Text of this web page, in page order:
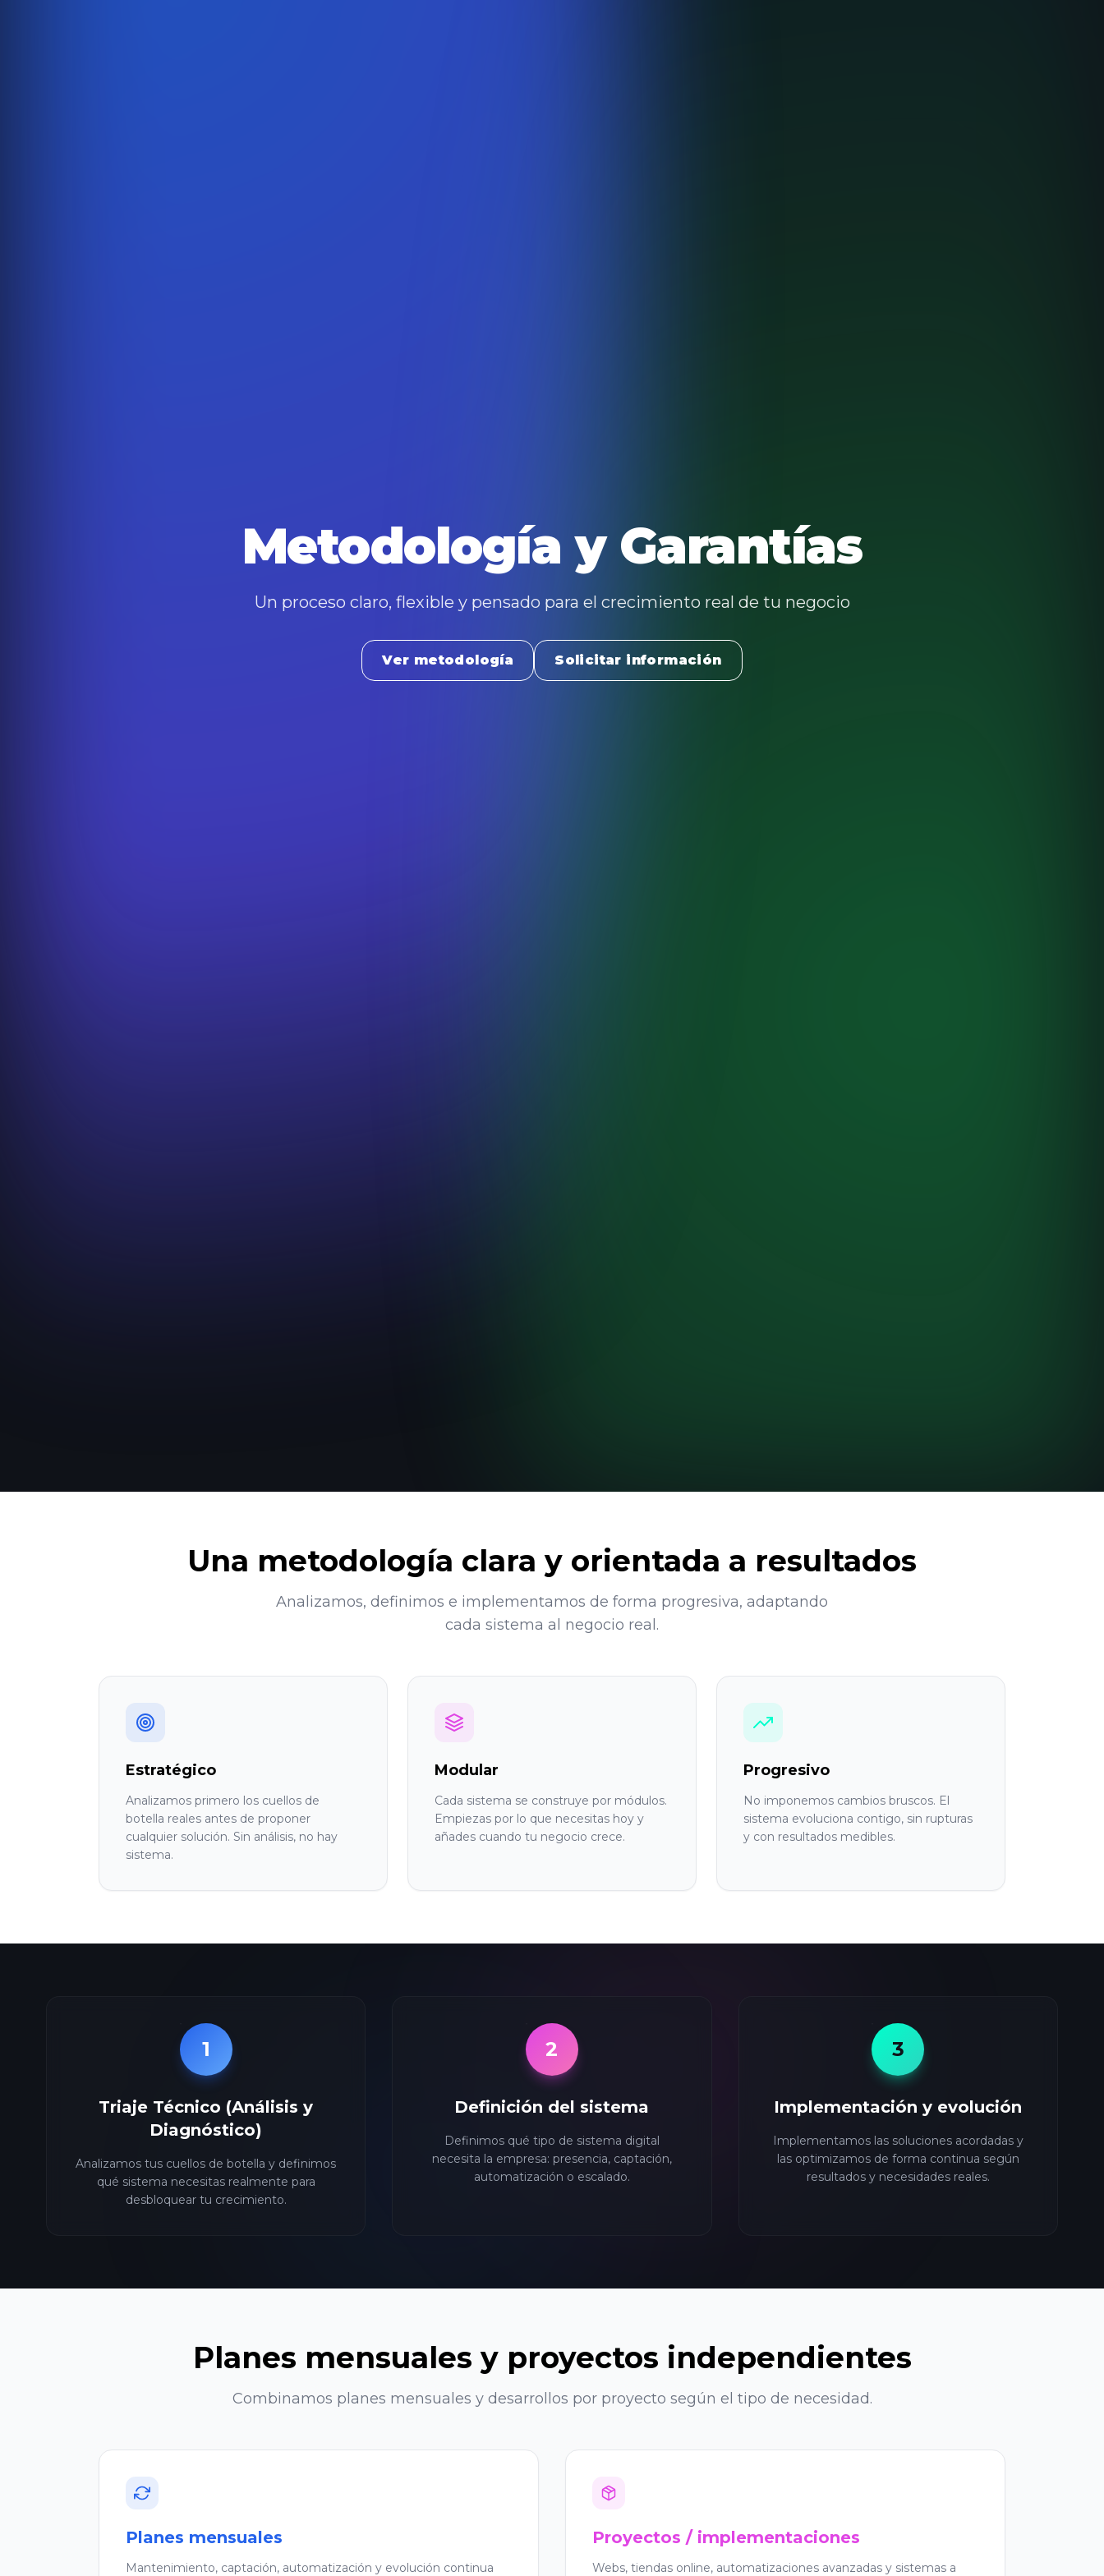
Metodología y Garantías
Un proceso claro, flexible y pensado para el crecimiento real de tu negocio
Ver metodología Solicitar información
Una metodología clara y orientada a resultados
Analizamos, definimos e implementamos de forma progresiva, adaptando
cada sistema al negocio real.
Estratégico
Analizamos primero los cuellos de
botella reales antes de proponer
cualquier solución. Sin análisis, no hay
sistema.
Modular
Cada sistema se construye por módulos.
Empiezas por lo que necesitas hoy y
añades cuando tu negocio crece.
Progresivo
No imponemos cambios bruscos. El
sistema evoluciona contigo, sin rupturas
y con resultados medibles.
1
Triaje Técnico (Análisis y
Diagnóstico)
Analizamos tus cuellos de botella y definimos
qué sistema necesitas realmente para
desbloquear tu crecimiento.
2
Definición del sistema
Definimos qué tipo de sistema digital
necesita la empresa: presencia, captación,
automatización o escalado.
3
Implementación y evolución
Implementamos las soluciones acordadas y
las optimizamos de forma continua según
resultados y necesidades reales.
Planes mensuales y proyectos independientes
Combinamos planes mensuales y desarrollos por proyecto según el tipo de necesidad.
Planes mensuales
Mantenimiento, captación, automatización y evolución continua
Proyectos / implementaciones
Webs, tiendas online, automatizaciones avanzadas y sistemas a